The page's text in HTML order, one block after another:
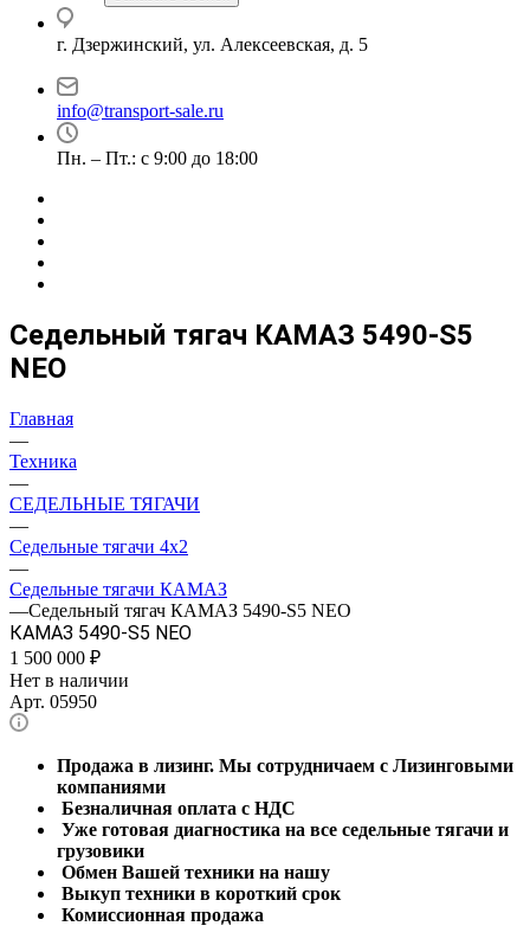
г. Дзержинский, ул. Алексеевская, д. 5
info@transport-sale.ru
Пн. – Пт.: с 9:00 до 18:00
Седельный тягач КАМАЗ 5490-S5
NEO
Главная
—
Техника
—
СЕДЕЛЬНЫЕ ТЯГАЧИ
—
Седельные тягачи 4x2
—
Седельные тягачи КАМАЗ
—Седельный тягач КАМАЗ 5490-S5 NEO
КАМАЗ 5490-S5 NEO
1 500 000 ₽
Нет в наличии
Арт. 05950
Продажа в лизинг. Мы сотрудничаем с Лизинговыми
компаниями
Безналичная оплата с НДС
Уже готовая диагностика на все седельные тягачи и
грузовики
Обмен Вашей техники на нашу
Выкуп техники в короткий срок
Комиссионная продажа